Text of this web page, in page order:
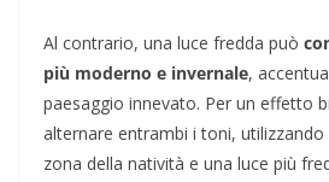
Al contrario, una luce fredda può
più moderno e invernale,
paesaggio innevato. Per un effetto
alternare entrambi i toni, utilizzando
zona della natività e una luce più